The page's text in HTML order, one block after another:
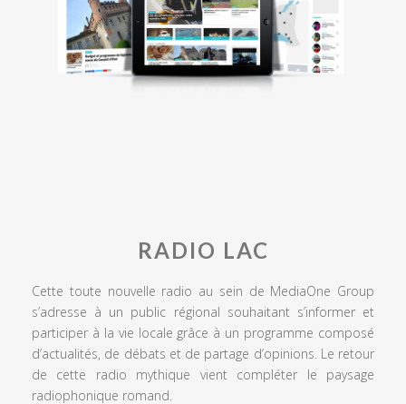
RADIO LAC
Cette toute nouvelle radio au sein de MediaOne Group
s’adresse à un public régional souhaitant s’informer et
participer à la vie locale grâce à un programme composé
d’actualités, de débats et de partage d’opinions. Le retour
de cette radio mythique vient compléter le paysage
radiophonique romand.